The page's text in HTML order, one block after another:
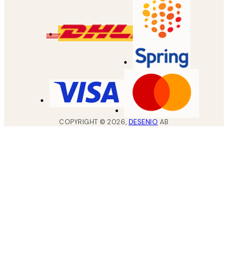
COPYRIGHT ©2026, DESENIO AB